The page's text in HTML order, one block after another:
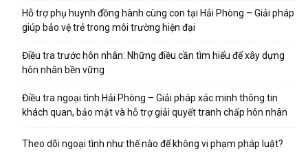
thám
Hỗ trợ phụ huynh đồng hành cùng con tại Hải Phòng – Giải pháp
giúp bảo vệ trẻ trong môi trường hiện đại
Điều tra trước hôn nhân: Những điều cần tìm hiểu để xây dựng
hôn nhân bền vững
Điều tra ngoại tình Hải Phòng – Giải pháp xác minh thông tin
khách quan, bảo mật và hỗ trợ giải quyết tranh chấp hôn nhân
Theo dõi ngoại tình như thế nào để không vi phạm pháp luật?